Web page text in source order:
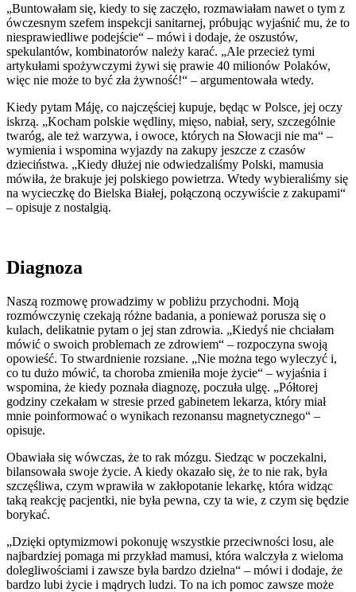
„Buntowałam się, kiedy to się zaczęło, rozmawiałam nawet o tym z
ówczesnym szefem inspekcji sanitarnej, próbując wyjaśnić mu, że to
niesprawiedliwe podejście“ – mówi i dodaje, że oszustów,
spekulantów, kombinatorów należy karać. „Ale przecież tymi
artykułami spożywczymi żywi się prawie 40 milionów Polaków,
więc nie może to być zła żywność!“ – argumentowała wtedy.
Kiedy pytam Máję, co najczęściej kupuje, będąc w Polsce, jej oczy
iskrzą. „Kocham polskie wędliny, mięso, nabiał, sery, szczególnie
twaróg, ale też warzywa, i owoce, których na Słowacji nie ma“ –
wymienia i wspomina wyjazdy na zakupy jeszcze z czasów
dzieciństwa. „Kiedy dłużej nie odwiedzaliśmy Polski, mamusia
mówiła, że brakuje jej polskiego powietrza. Wtedy wybieraliśmy się
na wycieczkę do Bielska Białej, połączoną oczywiście z zakupami“
– opisuje z nostalgią.
Diagnoza
Naszą rozmowę prowadzimy w pobliżu przychodni. Moją
rozmówczynię czekają różne badania, a ponieważ porusza się o
kulach, delikatnie pytam o jej stan zdrowia. „Kiedyś nie chciałam
mówić o swoich problemach ze zdrowiem“ – rozpoczyna swoją
opowieść. To stwardnienie rozsiane. „Nie można tego wyleczyć i,
co tu dużo mówić, ta choroba zmieniła moje życie“ – wyjaśnia i
wspomina, że kiedy poznała diagnozę, poczuła ulgę. „Półtorej
godziny czekałam w stresie przed gabinetem lekarza, który miał
mnie poinformować o wynikach rezonansu magnetycznego“ –
opisuje.
Obawiała się wówczas, że to rak mózgu. Siedząc w poczekalni,
bilansowała swoje życie. A kiedy okazało się, że to nie rak, była
szczęśliwa, czym wprawiła w zakłopotanie lekarkę, która widząc
taką reakcję pacjentki, nie była pewna, czy ta wie, z czym się będzie
borykać.
„Dzięki optymizmowi pokonuję wszystkie przeciwności losu, ale
najbardziej pomaga mi przykład mamusi, która walczyła z wieloma
dolegliwościami i zawsze była bardzo dzielna“ – mówi i dodaje, że
bardzo lubi życie i mądrych ludzi. To na ich pomoc zawsze może